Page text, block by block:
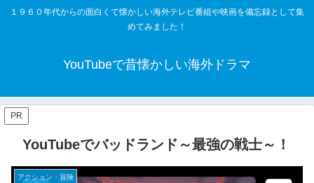
１９６０年代からの面白くて懐かしい海外テレビ番組や映画を備忘録として集
めてみました！
YouTubeで昔懐かしい海外ドラマ
PR
YouTubeでバッドランド～最強の戦士～！
アクション・冒険